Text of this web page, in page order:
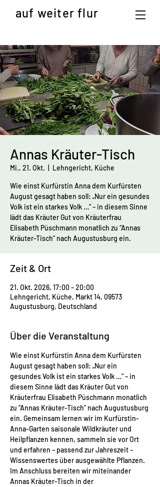
auf weiter flur
Annas Kräuter-Tisch
Mi., 21. Okt. Lehngericht, Küche
Wie einst Kurfürstin Anna dem Kurfürsten
August gesagt haben soll: „Nur ein gesundes
Volk ist ein starkes Volk …“ – in diesem Sinne
lädt das Kräuter Gut von Kräuterfrau
Elisabeth Püschmann monatlich zu “Annas
Kräuter-Tisch” nach Augustusburg ein.
Zeit & Ort
21. Okt. 2026, 17:00 – 20:00
Lehngericht, Küche, Markt 14, 09573
Augustusburg, Deutschland
Über die Veranstaltung
Wie einst Kurfürstin Anna dem Kurfürsten
August gesagt haben soll: „Nur ein
gesundes Volk ist ein starkes Volk …“ – in
diesem Sinne lädt das Kräuter Gut von
Kräuterfrau Elisabeth Püschmann monatlich
zu “Annas Kräuter-Tisch” nach Augustusburg
ein. Gemeinsam lernen wir im Kurfürstin-
Anna-Garten saisonale Wildkräuter und
Heilpflanzen kennen, sammeln sie vor Ort
und erfahren – passend zur Jahreszeit –
Wissenswertes über ausgewählte Pflanzen.
Im Anschluss bereiten wir miteinander
Annas Kräuter-Tisch in der